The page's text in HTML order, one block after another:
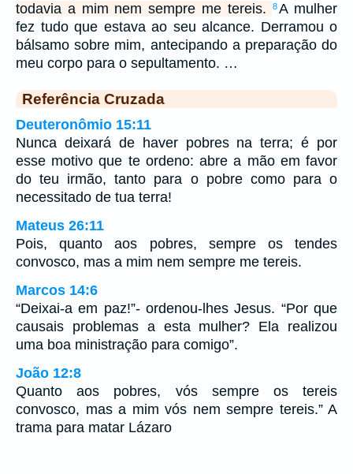
todavia a mim nem sempre me tereis.
8A mulher
fez tudo que estava ao seu alcance. Derramou o
bálsamo sobre mim, antecipando a preparação do
meu corpo para o sepultamento. …
Referência Cruzada
Deuteronômio 15:11
Nunca deixará de haver pobres na terra; é por
esse motivo que te ordeno: abre a mão em favor
do teu irmão, tanto para o pobre como para o
necessitado de tua terra!
Mateus 26:11
Pois, quanto aos pobres, sempre os tendes
convosco, mas a mim nem sempre me tereis.
Marcos 14:6
“Deixai-a em paz!”- ordenou-lhes Jesus. “Por que
causais problemas a esta mulher? Ela realizou
uma boa ministração para comigo”.
João 12:8
Quanto aos pobres, vós sempre os tereis
convosco, mas a mim vós nem sempre tereis.” A
trama para matar Lázaro